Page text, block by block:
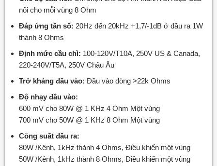
nối cho mỗi vùng 8 Ohm
Đáp ứng tần số: 20Hz đến 20kHz +1,7/-1dB ở đầu ra 1W
thành 8 Ohms
Định mức cầu chì: 100-120V/T10A, 250V US & Canada,
220-240V/T5A, 250V Châu Âu
Trở kháng đầu vào: Đầu vào dòng >22k Ohms
Độ nhạy đầu vào:
600 mV cho 80W @ 1 KHz 4 Ohm Một vùng
700 mV cho 50W @ 1 KHz 8 Ohm Một vùng
Công suất đầu ra:
80W /Kênh, 1kHz thành 4 Ohms, Điều khiển một vùng
50W /Kênh, 1kHz thành 8 Ohms, Điều khiển một vùng